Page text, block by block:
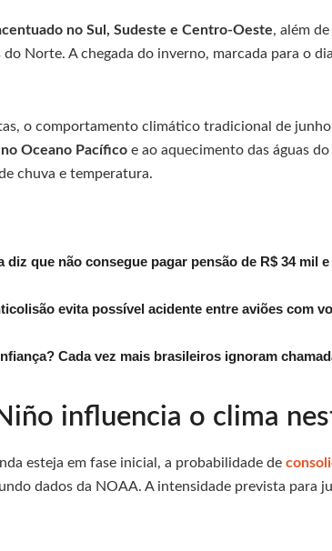
no Sul, Sudeste e Centro-Oeste, além
Norte. A chegada do inverno, marcada para o
o comportamento climático tradicional de
no Oceano Pacífico e ao aquecimento das águas
chuva e temperatura.
diz que não consegue pagar pensão de R$ 34 mil
evita possível acidente entre aviões com
Cada vez mais brasileiros ignoram
influencia o clima
esteja em fase inicial, a probabilidade de
dados da NOAA. A intensidade prevista para